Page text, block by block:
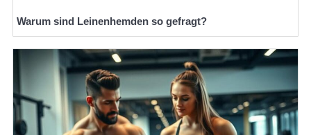
Warum sind Leinenhemden so gefragt?